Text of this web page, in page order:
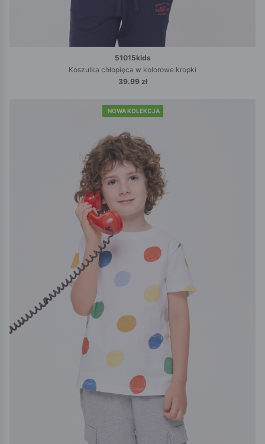
51015kids
Koszulka chłopięca w kolorowe kropki
39.99 zł
NOWA KOLEKCJA